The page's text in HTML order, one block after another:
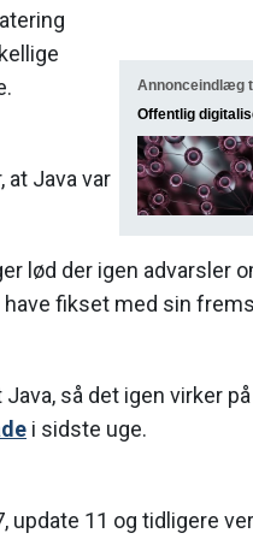
Annonceindlæg
Offentlig
Java var
lød der igen advarsler
have fikset med sin
så det igen virker
i sidste uge.
update 11 og tidligere